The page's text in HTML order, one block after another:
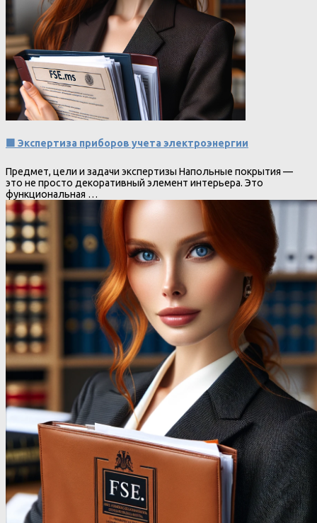
🟩 Экспертиза приборов учета электроэнергии
Предмет, цели и задачи экспертизы Напольные покрытия —
это не просто декоративный элемент интерьера. Это
функциональная …